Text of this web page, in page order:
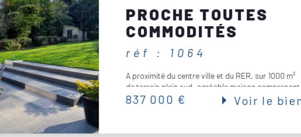
et chaque bien
guide dans votre
desannonces
avec exigence et
immobilierde la
d’achats ou
dossier le sérieux,
(91140)
PROCHE
COMMERCES ET
réf : 168
au rdc : salle à manger et séjour avec cheminée,...